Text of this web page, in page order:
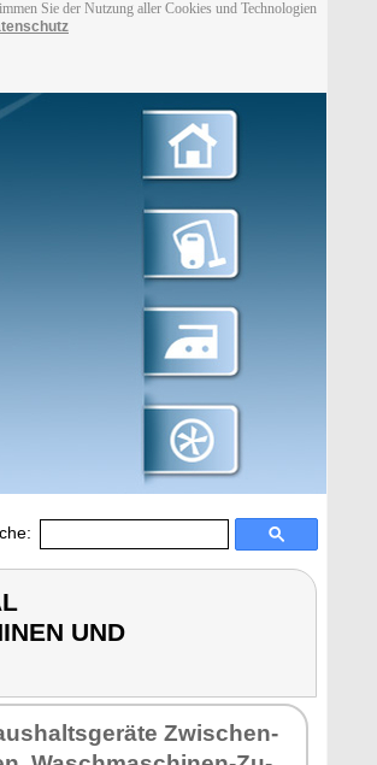
Sie der Nutzung aller Cookies und Technologien
UND
Zwi­schen­